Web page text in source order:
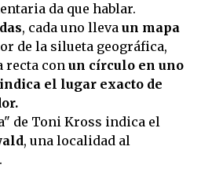
da que hablar.
, cada uno lleva un mapa
de la silueta geográfica,
recta con un círculo en uno
el lugar exacto de
de Toni Kross indica el
, una localidad al